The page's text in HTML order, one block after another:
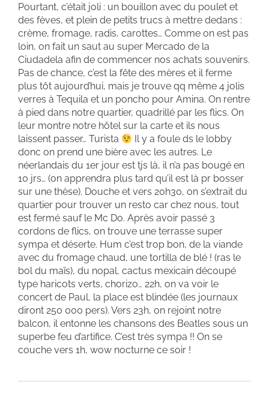
Pourtant, c’était joli : un bouillon avec du poulet et
des fèves, et plein de petits trucs à mettre dedans :
crème, fromage, radis, carottes… Comme on est pas
loin, on fait un saut au super Mercado de la
Ciudadela afin de commencer nos achats souvenirs.
Pas de chance, c’est la fête des mères et il ferme
plus tôt aujourd’hui, mais je trouve qq même 4 jolis
verres à Tequila et un poncho pour Amina. On rentre
à pied dans notre quartier, quadrillé par les flics. On
leur montre notre hôtel sur la carte et ils nous
laissent passer… Turista
Il y a foule ds le lobby
donc on prend une bière avec les autres. Le
néerlandais du 1er jour est tjs là, il n’a pas bougé en
10 jrs… (on apprendra plus tard qu’il est là pr bosser
sur une thèse). Douche et vers 20h30, on s’extrait du
quartier pour trouver un resto car chez nous, tout
est fermé sauf le Mc Do. Après avoir passé 3
cordons de flics, on trouve une terrasse super
sympa et déserte. Hum c’est trop bon, de la viande
avec du fromage chaud, une tortilla de blé ! (ras le
bol du maïs), du nopal, cactus mexicain découpé
type haricots verts, chorizo… 22h, on va voir le
concert de Paul, la place est blindée (les journaux
diront 250 000 pers). Vers 23h, on rejoint notre
balcon, il entonne les chansons des Beatles sous un
superbe feu d’artifice. C’est très sympa !! On se
couche vers 1h, wow nocturne ce soir !